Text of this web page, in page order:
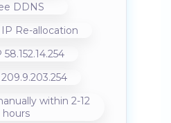
DDNS
Re-allocation
within 2-12
hours